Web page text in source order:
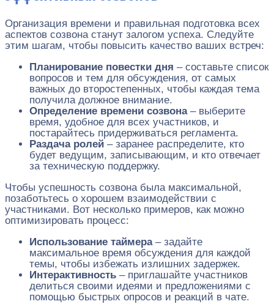
Организация времени и правильная подготовка всех
аспектов созвона станут залогом успеха. Следуйте
этим шагам, чтобы повысить качество ваших встреч:
Планирование повестки дня – составьте список
вопросов и тем для обсуждения, от самых
важных до второстепенных, чтобы каждая тема
получила должное внимание.
Определение времени созвона– выберите
время, удобное для всех участников, и
постарайтесь придерживаться регламента.
Раздача ролей – заранее распределите, кто
будет ведущим, записывающим, и кто отвечает
за техническую поддержку.
Чтобы успешность созвона была максимальной,
позаботьтесь о хорошем взаимодействии с
участниками. Вот несколько примеров, как можно
оптимизировать процесс:
Использование таймера– задайте
максимальное время обсуждения для каждой
темы, чтобы избежать излишних задержек.
Интерактивность – приглашайте участников
делиться своими идеями и предложениями с
помощью быстрых опросов и реакций в чате.